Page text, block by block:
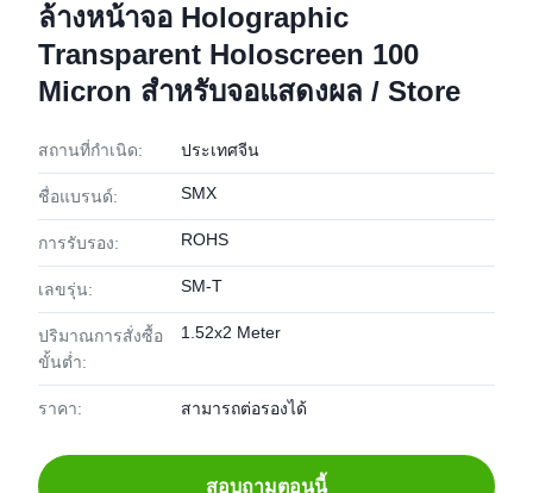
ล้างหน้าจอ Holographic
Transparent Holoscreen 100
Micron สำหรับจอแสดงผล / Store
สถานที่กำเนิด: ประเทศจีน
ชื่อแบรนด์: SMX
การรับรอง: ROHS
เลขรุ่น: SM-T
ปริมาณการสั่งซื้อ
ขั้นต่ำ:
1.52x2 Meter
ราคา: สามารถต่อรองได้
สอบถามตอนนี้